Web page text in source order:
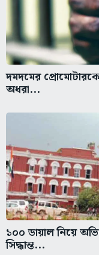
দমদমের
অধরা...
১০০ ডায়াল নিয়ে
সিদ্ধান্ত...